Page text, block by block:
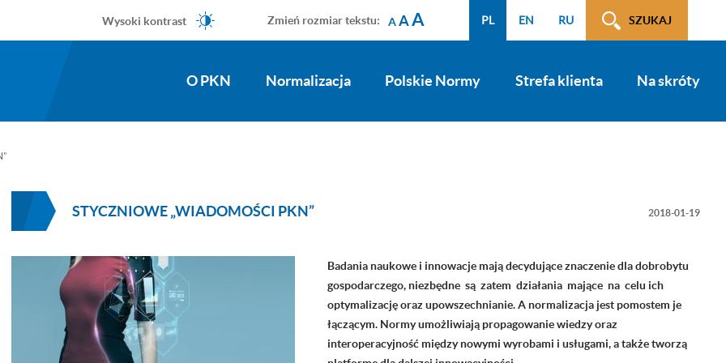
SZUKAJ
PL EN RU
Zmień rozmiar tekstu: AAA
Wysoki kontrast
O PKN Normalizacja Polskie Normy Strefa klienta Na skróty
STYCZNIOWE „WIADOMOŚCI PKN” 2018-01-19
Badania naukowe i innowacje mają decydujące znaczenie dla dobrobytu
gospodarczego, niezbędne są zatem działania mające na celu ich
optymalizację oraz upowszechnianie. A normalizacja jest pomostem je
łączącym. Normy umożliwiają propagowanie wiedzy oraz
interoperacyjność między nowymi wyrobami i usługami, a także tworzą